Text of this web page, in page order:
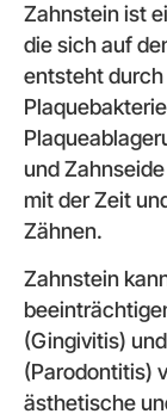
Zahnstein ist
die sich auf
entsteht durch
und
mit der Zeit
Zähnen.
Zahnstein
(Gingivitis)
(Parodontitis)
ästhetische